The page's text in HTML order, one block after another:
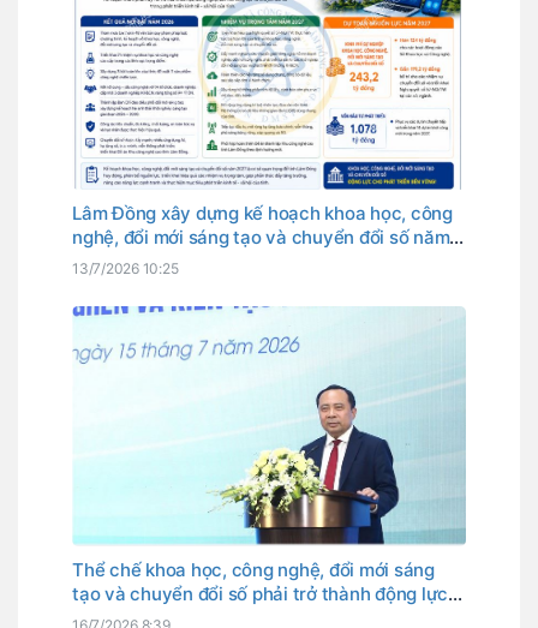
Lâm Đồng xây dựng kế hoạch khoa học, công
nghệ, đổi mới sáng tạo và chuyển đổi số năm
2027
13/7/2026 10:25
Thể chế khoa học, công nghệ, đổi mới sáng
tạo và chuyển đổi số phải trở thành động lực
phát triển